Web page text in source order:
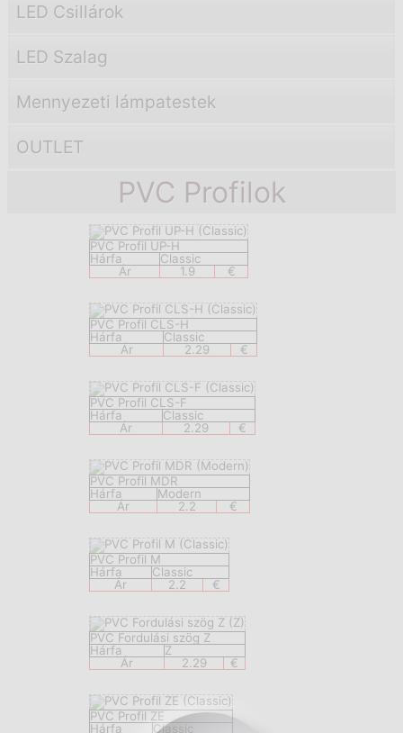
LED Csillárok
LED Szalag
Mennyezeti lámpatestek
OUTLET
PVC Profilok
PVC Profil UP-H
Hárfa
Classic
Ár
1.9 €
PVC Profil CLS-H
Hárfa
Classic
Ár
2.29 €
PVC Profil CLS-F
Hárfa
Classic
Ár
2.29 €
PVC Profil MDR
Hárfa
Modern
Ár
2.2 €
PVC Profil M
Hárfa
Classic
Ár
2.2 €
PVC Fordulási szög Z
Hárfa
Z
Ár
2.29 €
PVC Profil ZE
Hárfa
Classic